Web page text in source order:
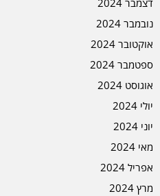
דצמבר 2024
נובמבר 2024
אוקטובר 2024
ספטמבר 2024
אוגוסט 2024
יולי 2024
יוני 2024
מאי 2024
אפריל 2024
מרץ 2024